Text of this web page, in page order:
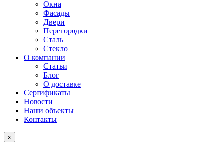
Окна
Фасады
Двери
Перегородки
Сталь
Стекло
О компании
Статьи
Блог
О доставке
Сертификаты
Новости
Наши объекты
Контакты
x